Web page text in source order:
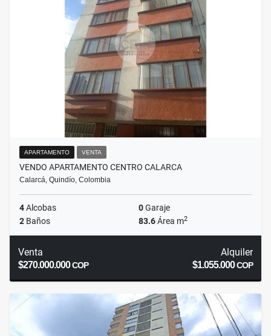
APARTAMENTO VENTA
VENDO APARTAMENTO CENTRO CALARCA
Calarcá, Quindío, Colombia
4Alcobas 0Garaje
2 Baños 83.6Área m2
Venta
$270.000.000COP
Alquiler
$1.055.000COP